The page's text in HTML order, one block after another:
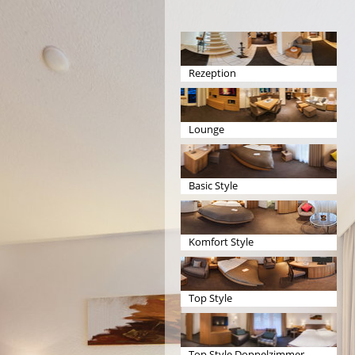
Rezeption
Lounge
Basic Style
Komfort Style
Top Style